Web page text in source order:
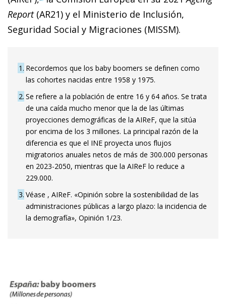
Report(AR21) y el Ministerio de Inclusión,
Seguridad Social y Migraciones (MISSM).
1 Recordemos que los baby boomers se definen como
las cohortes nacidas entre 1958 y 1975.
2 Se refiere a la población de entre 16 y 64 años. Se trata
de una caída mucho menor que la de las últimas
proyecciones demográficas de la AIReF, que la sitúa
por encima de los 3 millones. La principal razón de la
diferencia es que el INE proyecta unos flujos
migratorios anuales netos de más de 300.000 personas
en 2023-2050, mientras que la AIReF lo reduce a
229.000.
3 Véase , AIReF. «Opinión sobre la sostenibilidad de las
administraciones públicas a largo plazo: la incidencia de
la demografía», Opinión 1/23.